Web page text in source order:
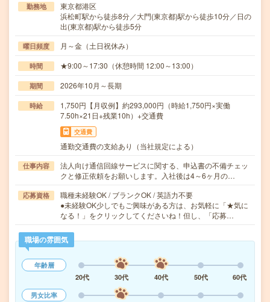
勤務地
東京都港区
浜松町駅から徒歩8分／大門(東京都)駅から徒歩10分／日の
出(東京都)駅から徒歩5分
曜日頻度 月～金（土日祝休み）
時間 ★9:00～17:30（休憩時間 12:00～13:00）
期間 2026年10月～長期
時給
1,750円【月収例】約293,000円（時給1,750円×実働
7.50h×21日+残業10h）+交通費
交通費
通勤交通費の支給あり（当社規定による）
仕事内容
法人向け通信回線サービスに関する、申込書の不備チェッ
クと修正依頼をお願いします。入社後は4～6ヶ月の…
応募資格
職種未経験OK / ブランクOK / 英語力不要
●未経験OK少しでもご興味がある方は、お気軽に「★気に
なる！」をクリックしてくださいね！但し、「応募…
職場の雰囲気
年齢層
20代
30代 40代 50代
60代
男女比率